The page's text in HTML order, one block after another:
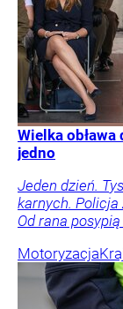
Wielka
jedno
Jeden dzień.
karnych. Policja
Od rana
Motoryzacja